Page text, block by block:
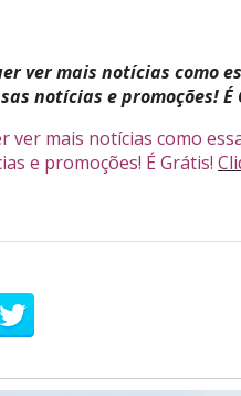
ver mais notícias como
notícias e promoções! É
ver mais notícias como
e promoções! É Grátis!